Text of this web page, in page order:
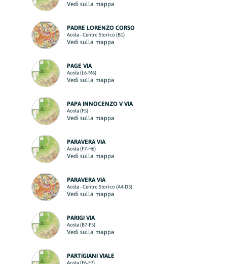
Vedi sulla mappa
PADRE LORENZO CORSO
Aosta - Centro Storico (B1)
Vedi sulla mappa
PAGE VIA
Aosta (L6-M6)
Vedi sulla mappa
PAPA INNOCENZO V VIA
Aosta (F5)
Vedi sulla mappa
PARAVERA VIA
Aosta (F7-H6)
Vedi sulla mappa
PARAVERA VIA
Aosta - Centro Storico (A4-D3)
Vedi sulla mappa
PARIGI VIA
Aosta (B7-F5)
Vedi sulla mappa
PARTIGIANI VIALE
Aosta (E6-F7)